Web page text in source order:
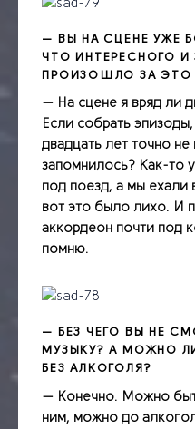
— ВЫ НА СЦЕНЕ УЖЕ
ЧТО ИНТЕРЕСНОГО
ПРОИЗОШЛО ЗА ЭТО
— На сцене я вряд ли
Если собрать
двадцать лет точно не
запомнилось? Как-­то
под поезд, а мы ехали
вот это было лихо. И
аккордеон почти под
помню.
— БЕЗ ЧЕГО ВЫ НЕ
МУЗЫКУ? А МОЖНО
БЕЗ АЛКОГОЛЯ?
— Конечно. Можно
ним, можно до